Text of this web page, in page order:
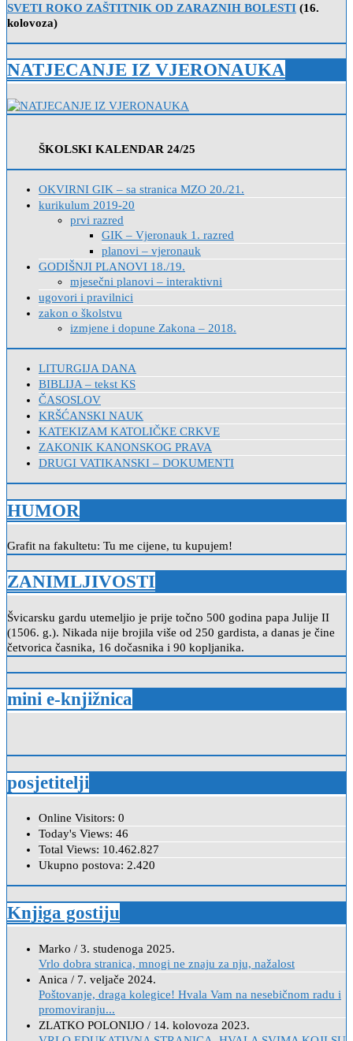
SVETI ROKO ZAŠTITNIK OD ZARAZNIH BOLESTI (16.
kolovoza)
NATJECANJE IZ VJERONAUKA
ŠKOLSKI KALENDAR 24/25
OKVIRNI GIK – sa stranica MZO 20./21.
kurikulum 2019-20
prvi razred
GIK – Vjeronauk 1. razred
planovi – vjeronauk
GODIŠNJI PLANOVI 18./19.
mjesečni planovi – interaktivni
ugovori i pravilnici
zakon o školstvu
izmjene i dopune Zakona – 2018.
LITURGIJA DANA
BIBLIJA – tekst KS
ČASOSLOV
KRŠĆANSKI NAUK
KATEKIZAM KATOLIČKE CRKVE
ZAKONIK KANONSKOG PRAVA
DRUGI VATIKANSKI – DOKUMENTI
HUMOR
Grafit na fakultetu: Tu me cijene, tu kupujem!
ZANIMLJIVOSTI
Švicarsku gardu utemeljio je prije točno 500 godina papa Julije II
(1506. g.). Nikada nije brojila više od 250 gardista, a danas je čine
četvorica časnika, 16 dočasnika i 90 kopljanika.
mini e-knjižnica
posjetitelji
Online Visitors: 0
Today's Views: 46
Total Views: 10.462.827
Ukupno postova: 2.420
Knjiga gostiju
Marko / 3. studenoga 2025.
Vrlo dobra stranica, mnogi ne znaju za nju, nažalost
Anica / 7. veljače 2024.
Poštovanje, draga kolegice! Hvala Vam na nesebičnom radu i
promoviranju...
ZLATKO POLONIJO / 14. kolovoza 2023.